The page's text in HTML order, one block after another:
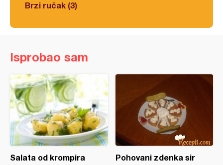
Brzi ručak (3)
Isprobao sam
Salata od krompira Pohovani zdenka sir